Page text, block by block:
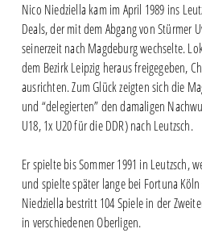
Nico Niedziella kam im April 1989 ins
Deals, der mit dem Abgang von Stürmer
seinerzeit nach Magdeburg wechselte.
dem Bezirk Leipzig heraus freigegeben,
ausrichten. Zum Glück zeigten sich die
und “delegierten” den damaligen
U18, 1x U20 für die DDR) nach Leutzsch.
Er spielte bis Sommer 1991 in Leutzsch,
und spielte später lange bei Fortuna
Niedziella bestritt 104 Spiele in der
in verschiedenen Oberligen.